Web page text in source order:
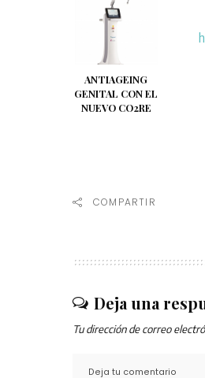
ANTIAGEING
GENITAL CON EL
NUEVO CO2RE
COMPARTIR
Deja una
Tu dirección de correo